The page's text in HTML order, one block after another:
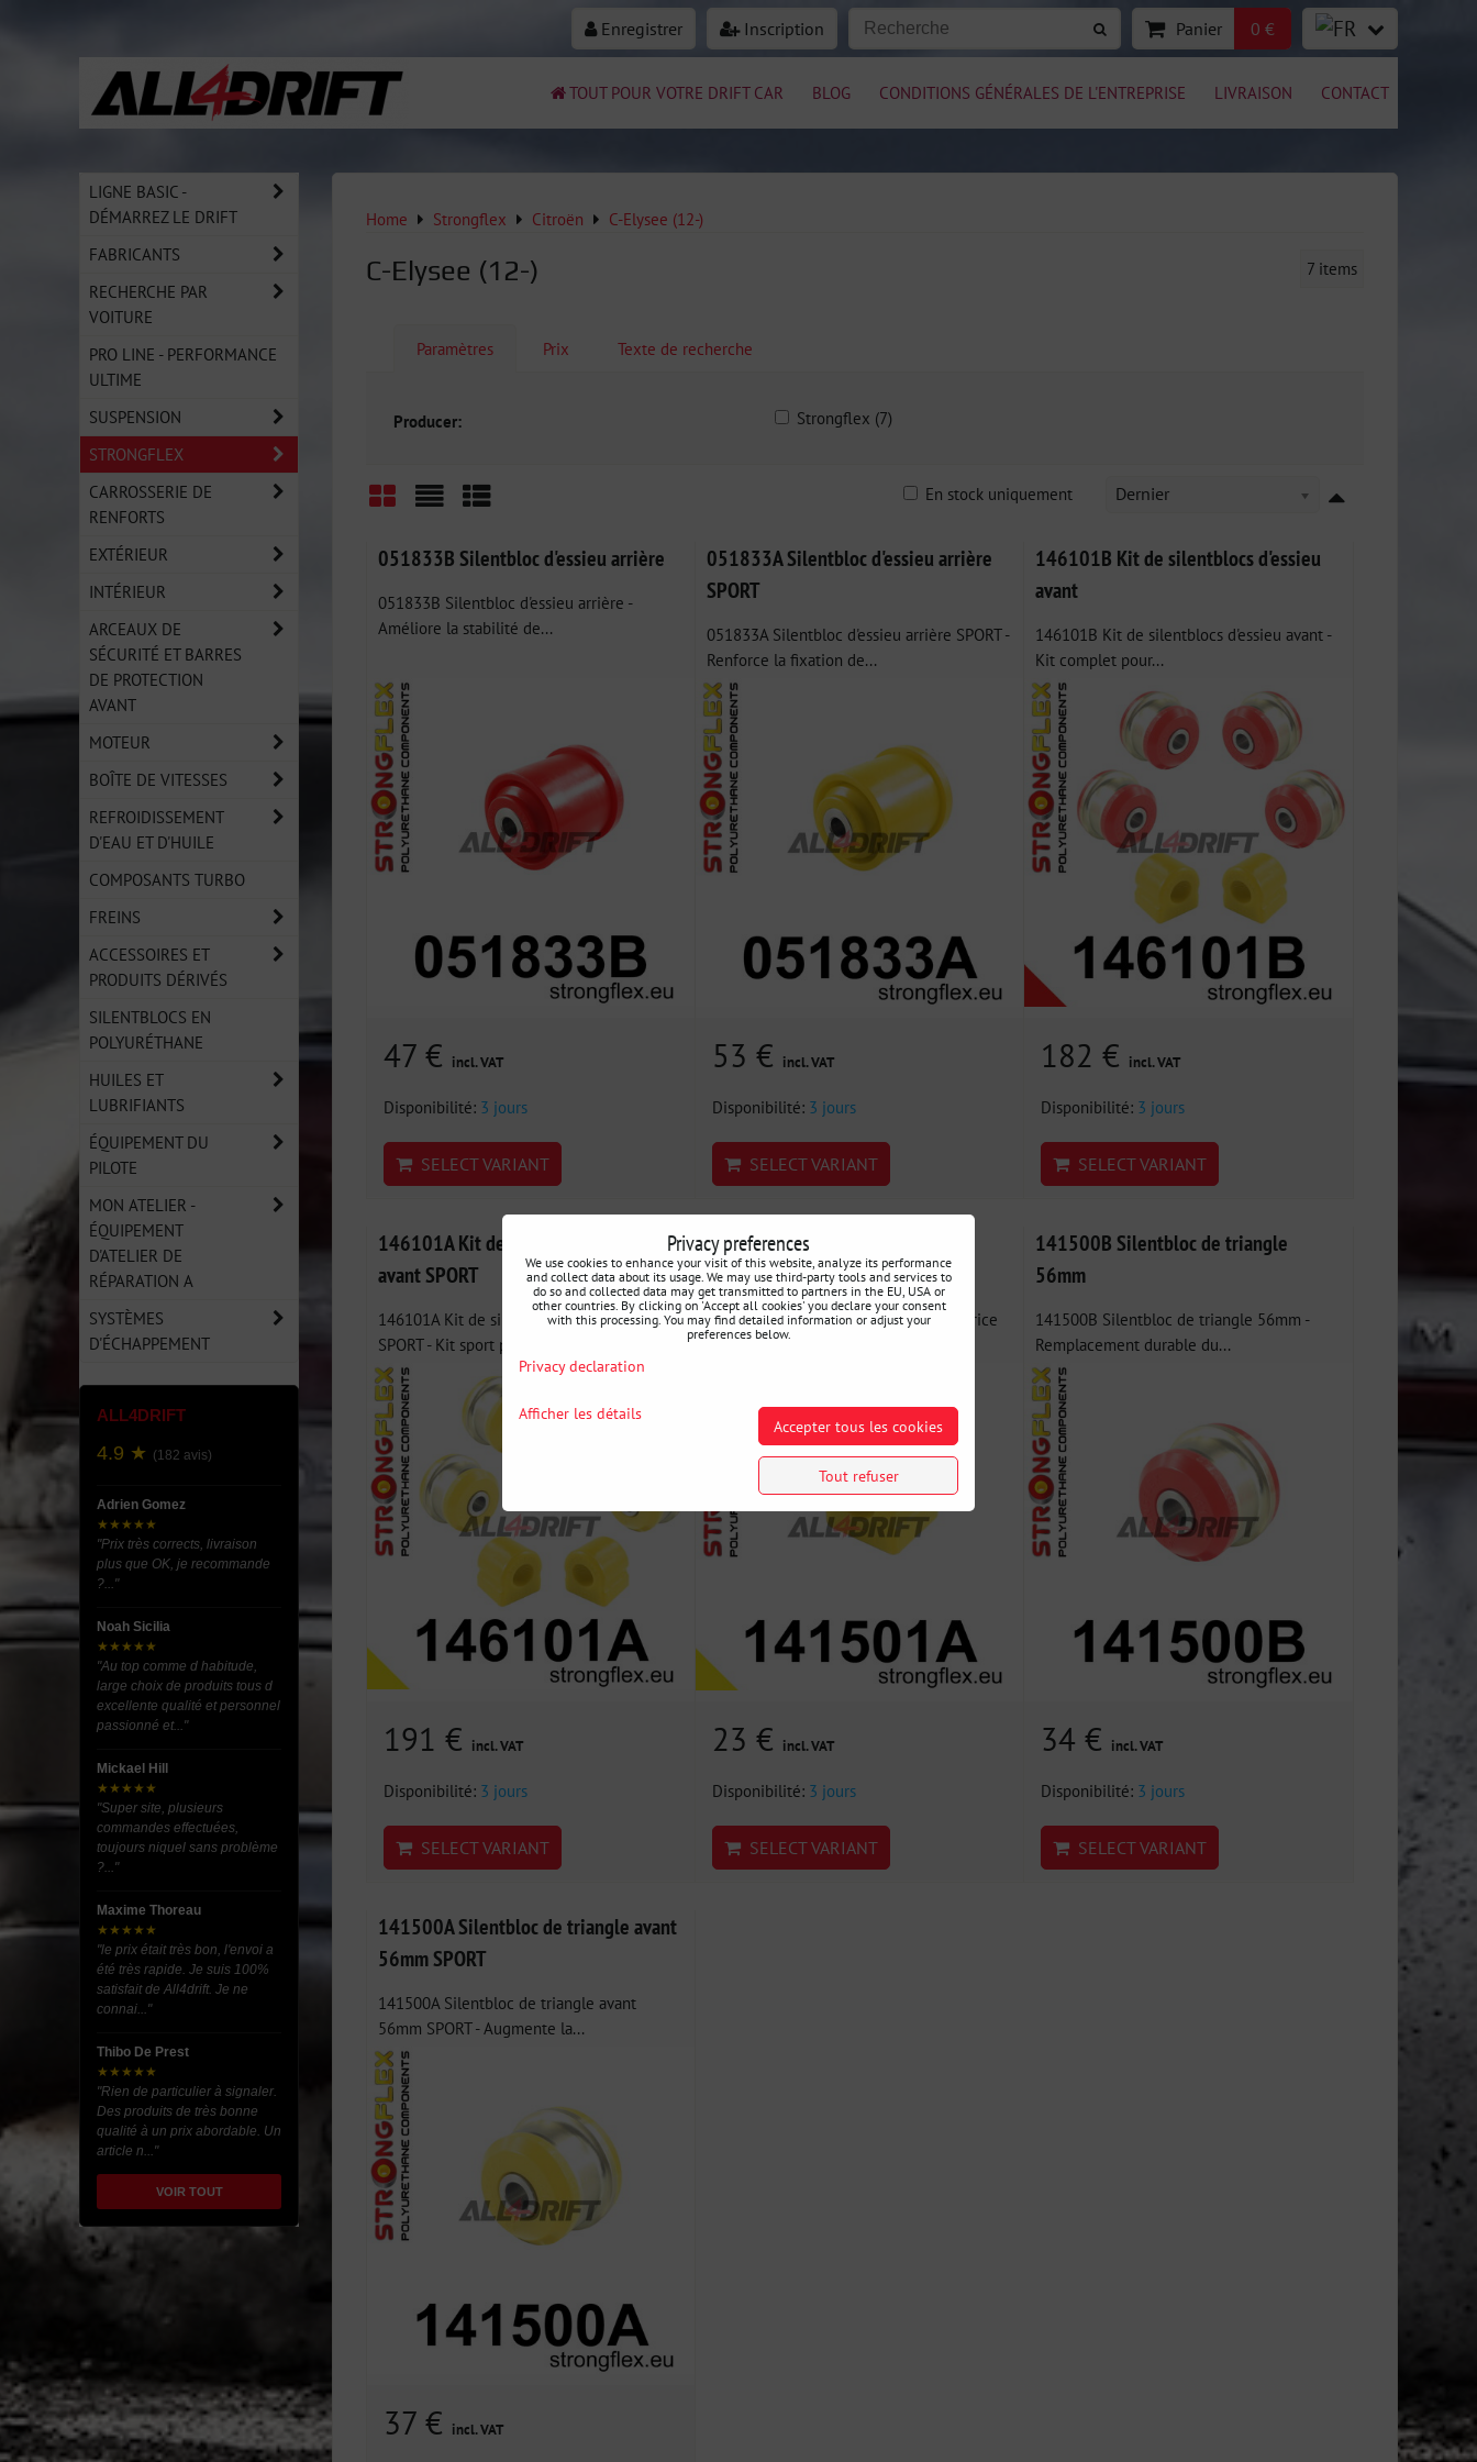
Enregistrer Inscription Panier 0 €
TOUT POUR VOTRE DRIFT CAR BLOG CONDITIONS GÉNÉRALES DE L'ENTREPRISE LIVRAISON CONTACT
Home Strongflex Citroën C-Elysee (12-)
C-Elysee (12-) 7 items
Paramètres Prix Texte de recherche
Producer: Strongflex (7)
Dernier
En stock uniquement
051833B Silentbloc d'essieu arrière
051833B Silentbloc d'essieu arrière -
Améliore la stabilité de...
47 € incl. VAT
Disponibilité: 3 jours
SELECT VARIANT
051833A Silentbloc d'essieu arrière
SPORT
051833A Silentbloc d'essieu arrière SPORT -
Renforce la fixation de...
53 € incl. VAT
Disponibilité: 3 jours
SELECT VARIANT
146101B Kit de silentblocs d'essieu
avant
146101B Kit de silentblocs d'essieu avant -
Kit complet pour...
182 € incl. VAT
Disponibilité: 3 jours
SELECT VARIANT
146101A Kit de silentblocs d'essieu
avant SPORT
146101A Kit de silentblocs d'essieu avant
SPORT - Kit sport pour...
191 € incl. VAT
Disponibilité: 3 jours
SELECT VARIANT
141501A Silentbloc de barre
stabilisatrice SPORT
141501A Silentbloc de barre stabilisatrice
SPORT - Améliore la...
23 € incl. VAT
Disponibilité: 3 jours
SELECT VARIANT
141500B Silentbloc de triangle
56mm
141500B Silentbloc de triangle 56mm -
Remplacement durable du...
34 € incl. VAT
Disponibilité: 3 jours
SELECT VARIANT
141500A Silentbloc de triangle avant
56mm SPORT
141500A Silentbloc de triangle avant
56mm SPORT - Augmente la...
37 € incl. VAT
LIGNE BASIC -
DÉMARREZ LE DRIFT
FABRICANTS
RECHERCHE PAR
VOITURE
PRO LINE - PERFORMANCE
ULTIME
SUSPENSION
STRONGFLEX
CARROSSERIE DE
RENFORTS
EXTÉRIEUR
INTÉRIEUR
ARCEAUX DE
SÉCURITÉ ET BARRES
DE PROTECTION
AVANT
MOTEUR
BOÎTE DE VITESSES
REFROIDISSEMENT
D'EAU ET D'HUILE
COMPOSANTS TURBO
FREINS
ACCESSOIRES ET
PRODUITS DÉRIVÉS
SILENTBLOCS EN
POLYURÉTHANE
HUILES ET
LUBRIFIANTS
ÉQUIPEMENT DU
PILOTE
MON ATELIER -
ÉQUIPEMENT
D'ATELIER DE
RÉPARATION A
SYSTÈMES
D'ÉCHAPPEMENT
ALL4DRIFT
4.9 ★ (182 avis)
Adrien Gomez
★★★★★
"Prix très corrects, livraison
plus que OK, je recommande
?..."
Noah Sicilia
★★★★★
"Au top comme d habitude,
large choix de produits tous d
excellente qualité et personnel
passionné et..."
Mickael Hill
★★★★★
"Super site, plusieurs
commandes effectuées,
toujours niquel sans problème
?..."
Maxime Thoreau
★★★★★
"le prix était très bon, l'envoi a
été très rapide. Je suis 100%
satisfait de All4drift. Je ne
connai..."
Thibo De Prest
★★★★★
"Rien de particulier à signaler.
Des produits de très bonne
qualité à un prix abordable. Un
article n..."
VOIR TOUT
Privacy preferences
We use cookies to enhance your visit of this website, analyze its performance
and collect data about its usage. We may use third-party tools and services to
do so and collected data may get transmitted to partners in the EU, USA or
other countries. By clicking on 'Accept all cookies' you declare your consent
with this processing. You may find detailed information or adjust your
preferences below.
Privacy declaration
Afficher les détails
Accepter tous les cookies
Tout refuser